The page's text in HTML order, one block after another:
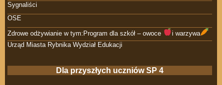
Sygnaliści
OSE
Zdrowe odżywianie w tym:Program dla szkół – owoce
i warzywa
Urząd Miasta Rybnika Wydział Edukacji
Dla przyszłych uczniów SP 4